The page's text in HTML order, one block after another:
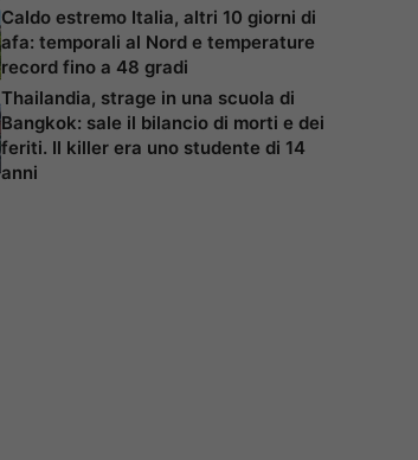
Caldo estremo Italia, altri 10 giorni di
afa: temporali al Nord e temperature
record fino a 48 gradi
Thailandia, strage in una scuola di
Bangkok: sale il bilancio di morti e dei
feriti. Il killer era uno studente di 14
anni